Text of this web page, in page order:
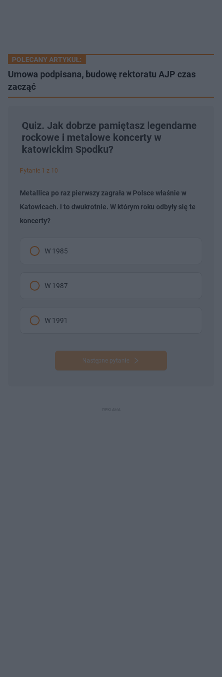
POLECANY ARTYKUŁ:
Umowa podpisana, budowę rektoratu AJP czas
zacząć
Quiz. Jak dobrze pamiętasz legendarne
rockowe i metalowe koncerty w
katowickim Spodku?
Pytanie 1 z 10
Metallica po raz pierwszy zagrała w Polsce właśnie w
Katowicach. I to dwukrotnie. W którym roku odbyły się te
koncerty?
W 1985
W 1987
W 1991
Następne pytanie